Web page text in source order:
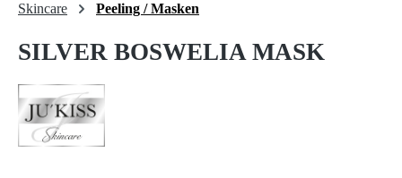
Skincare Peeling / Masken
SILVER BOSWELIA MASK